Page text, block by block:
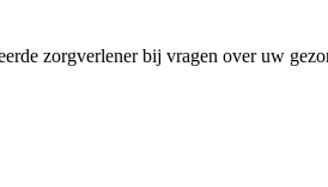
zorgverlener bij vragen over uw